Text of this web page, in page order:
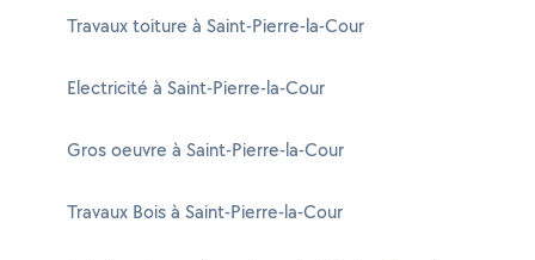
Travaux toiture à Saint-Pierre-la-Cour
Electricité à Saint-Pierre-la-Cour
Gros oeuvre à Saint-Pierre-la-Cour
Travaux Bois à Saint-Pierre-la-Cour